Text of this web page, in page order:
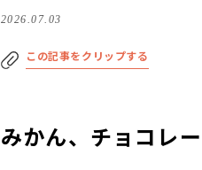
2026.07.03
この記事をクリップする
みかん、チョコレ